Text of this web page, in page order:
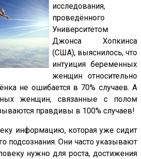
исследования,
проведённого
Университетом
Джонса Хопкинса
(США), выяснилось, что
интуиция беременных
женщин относительно
не ошибается в 70% случаев. А
женщин, связанные с полом
правдивы в 100% случаев!
информацию, которая уже сидит
подсознания. Они часто указывают
нужно для роста, достижения